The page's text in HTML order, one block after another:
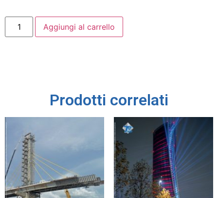
Aggiungi al carrello
Prodotti correlati